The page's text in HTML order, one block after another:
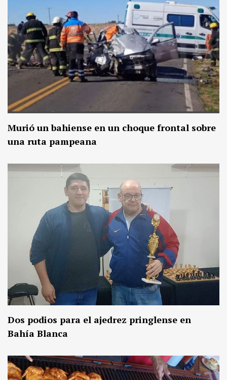
Murió un bahiense en un choque frontal sobre
una ruta pampeana
Dos podios para el ajedrez pringlense en
Bahía Blanca